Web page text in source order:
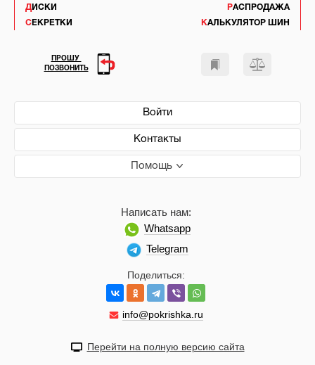
ДИСКИ
СЕКРЕТКИ
РАСПРОДАЖА
КАЛЬКУЛЯТОР ШИН
Войти
Контакты
Помощь
Поделиться:
info@pokrishka.ru
Написать нам:
Whatsapp
Telegram
ПРОШУ
ПОЗВОНИТЬ
Перейти на полную версию сайта